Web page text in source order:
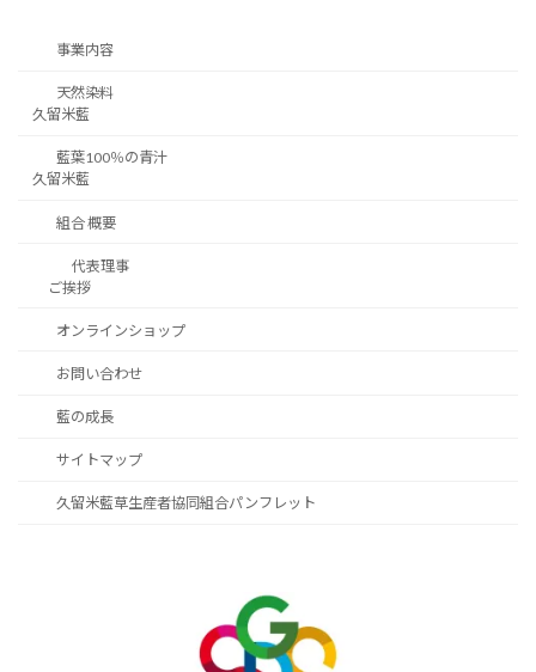
事業内容
天然染料
久留米藍
藍葉100％の青汁
久留米藍
組合 概要
代表理事
ご挨拶
オンラインショップ
お問い合わせ
藍の成長
サイトマップ
久留米藍草生産者協同組合パンフレット